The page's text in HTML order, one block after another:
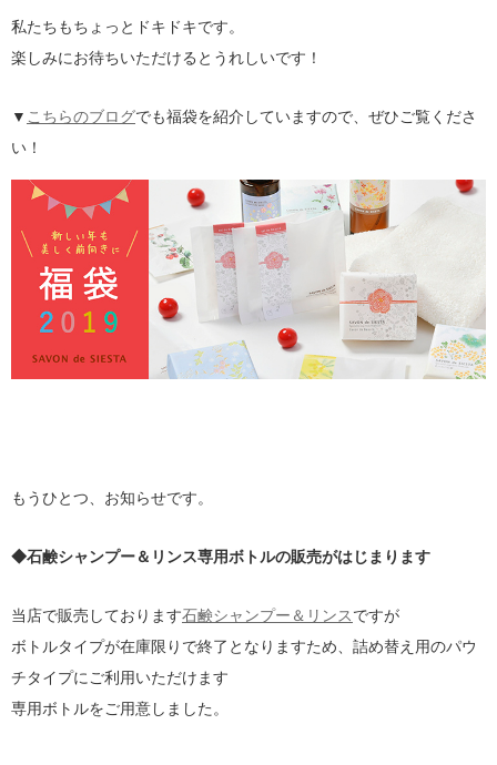
私たちもちょっとドキドキです。
楽しみにお待ちいただけるとうれしいです！
▼ こちらのブログでも福袋を紹介していますので、ぜひご覧くださ
い！
もうひとつ、お知らせです。
◆石鹸シャンプー＆リンス専用ボトルの販売がはじまります
当店で販売しております石鹸シャンプー＆リンスですが
ボトルタイプが在庫限りで終了となりますため、詰め替え用のパウ
チタイプにご利用いただけます
専用ボトルをご用意しました。